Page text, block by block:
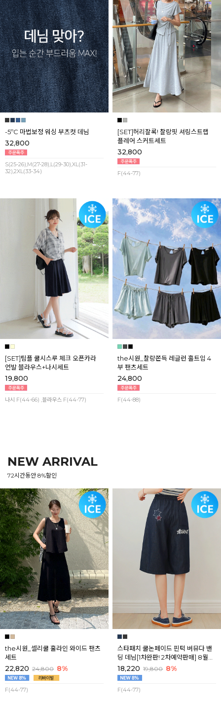
-5ºC 마법보정 워싱 부츠컷 데님
32,800
S(25-26),M(27-28),L(29-30),XL(31-
32),2XL(33-34)
[SET]허리잘록! 찰랑핏 셔링스트랩
플레어 스커트세트
32,800
F(44-77)
[SET]팀플 쿨시스루 체크 오픈카라
언발 블라우스+나시세트
19,800
나시 F(44-66) ,블라우스 F(44-77)
the시원_찰랑쫀득 레글런 홀트임 4
부 팬츠세트
24,800
F(44-88)
NEW ARRIVAL
72시간동안 8%할인
the시원_셀리쿨 훌라인 와이드 팬츠
세트
22,820 24,800 8%
F(44-77)
스타패치 쿨논페이드 핀턱 버뮤다 밴
딩 데님[1차완판! 2차예약판매] 8월셋
째주 순차배송
18,220 19,800 8%
F(44-77)